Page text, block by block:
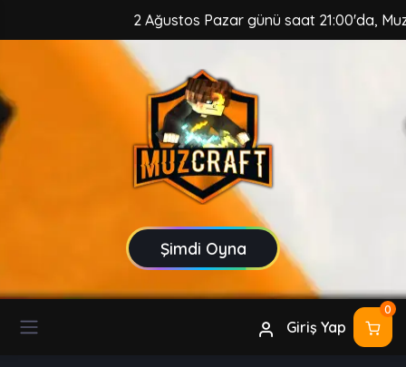
2 Ağustos Pazar günü saat 21:00'da, MuzCraft
Şimdi Oyna
Giriş Yap
0